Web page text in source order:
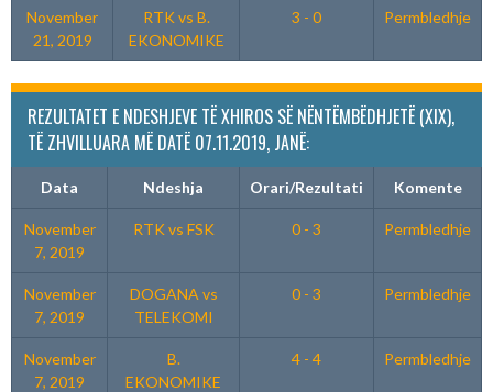
November
21, 2019
RTK vs B.
EKONOMIKE
3 - 0 Permbledhje
REZULTATET E NDESHJEVE TË XHIROS SË NËNTËMBËDHJETË (XIX),
TË ZHVILLUARA MË DATË 07.11.2019, JANË:
Data Ndeshja Orari/Rezultati Komente
November
7, 2019
RTK vs FSK 0 - 3 Permbledhje
November
7, 2019
DOGANA vs
TELEKOMI
0 - 3 Permbledhje
November
7, 2019
B.
EKONOMIKE
4 - 4 Permbledhje